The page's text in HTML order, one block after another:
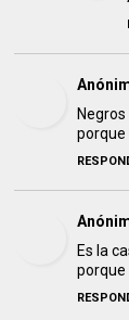
porque
Es la
porque